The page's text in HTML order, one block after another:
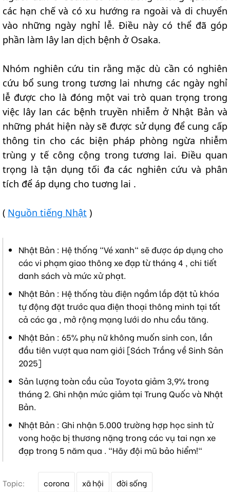
các hạn chế và có xu hướng ra ngoài và di chuyển
vào những ngày nghỉ lễ. Điều này có thể đã góp
phần làm lây lan dịch bệnh ở Osaka.
Nhóm nghiên cứu tin rằng mặc dù cần có nghiên
cứu bổ sung trong tương lai nhưng các ngày nghỉ
lễ được cho là đóng một vai trò quan trọng trong
việc lây lan các bệnh truyền nhiễm ở Nhật Bản và
những phát hiện này sẽ được sử dụng để cung cấp
thông tin cho các biện pháp phòng ngừa nhiễm
trùng y tế công cộng trong tương lai. Điều quan
trọng là tận dụng tối đa các nghiên cứu và phân
tích để áp dụng cho tuơng lai .
( Nguồn tiếng Nhật )
Nhật Bản : Hệ thống "Vé xanh" sẽ được áp dụng cho
các vi phạm giao thông xe đạp từ tháng 4 , chi tiết
danh sách và mức xử phạt.
Nhật Bản : Hệ thống tàu điện ngầm lắp đặt tủ khóa
tự động đặt trước qua điện thoại thông minh tại tất
cả các ga , mở rộng mạng lưới do nhu cầu tăng.
Nhật Bản : 65% phụ nữ không muốn sinh con, lần
đầu tiên vượt qua nam giới [Sách Trắng về Sinh Sản
2025]
Sản lượng toàn cầu của Toyota giảm 3,9% trong
tháng 2. Ghi nhận mức giảm tại Trung Quốc và Nhật
Bản.
Nhật Bản : Ghi nhận 5.000 trường hợp học sinh tử
vong hoặc bị thương nặng trong các vụ tai nạn xe
đạp trong 5 năm qua . "Hãy đội mũ bảo hiểm!"
Topic: corona xã hội đời sống